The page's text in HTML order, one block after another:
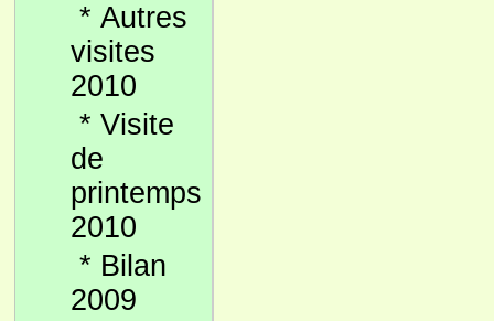
* Autres
visites
2010
* Visite
de
printemps
2010
* Bilan
2009